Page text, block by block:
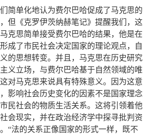
简单化地认为费尔巴哈促成了马克思的
， 但《克罗伊茨纳赫笔记》提醒我们， 这
克思简单接受费尔巴哈的结果， 他是在
成了市民社会决定国家的理论观点， 自
的思想转变。 并且 ， 马克思在历史研究
义立场， 与费尔巴哈基于自然领域的唯
这对马克思来说具有特殊意义。 因为这意
， 影响社会历史变化的因素不是国家理念
民社会的物质生活关系。 这将引领着他
会现实， 并在政治经济学中探寻批判资
。 “法的关系正像国家的形式一样， 既不